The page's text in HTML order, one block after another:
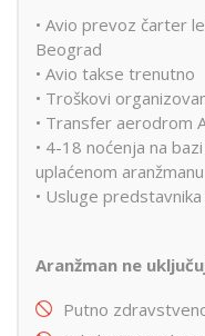
• Avio prevoz čarter
Beograd
• Avio takse trenutno
• Troškovi
• Transfer aerodrom
• 4-18 noćenja na
uplaćenom aranžmanu
• Usluge
Aranžman ne
Putno